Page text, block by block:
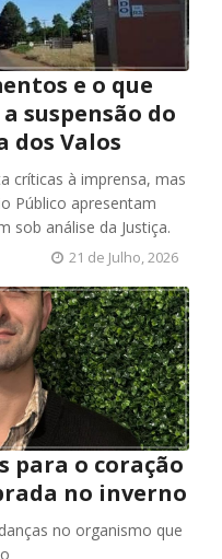
e o que
suspensão do
dos Valos
críticas à imprensa, mas
Público apresentam
sob análise da Justiça.
21 de Julho, 2026
para o coração
no inverno
no organismo que